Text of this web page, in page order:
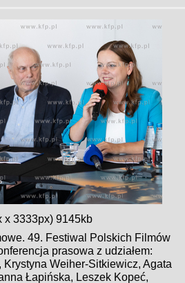
x 3333px) 9145kb
49. Festiwal Polskich Filmów
prasowa z udziałem:
Krystyna Weiher-Sitkiewicz, Agata
Łapińska, Leszek Kopeć,